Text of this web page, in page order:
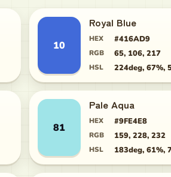
10
Royal Blue
HEX #416AD9
RGB 65, 106, 217
HSL 224deg, 67%,
81
Pale Aqua
HEX #9FE4E8
RGB 159, 228, 232
HSL 183deg, 61%,